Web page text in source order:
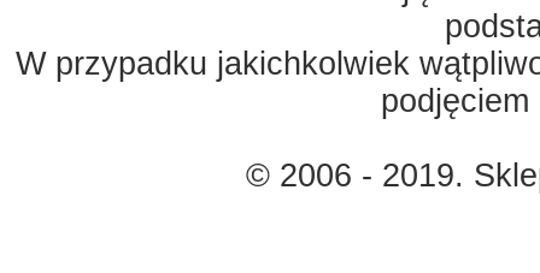
W przypadku jakichkolwiek
© 2006 - 2019.